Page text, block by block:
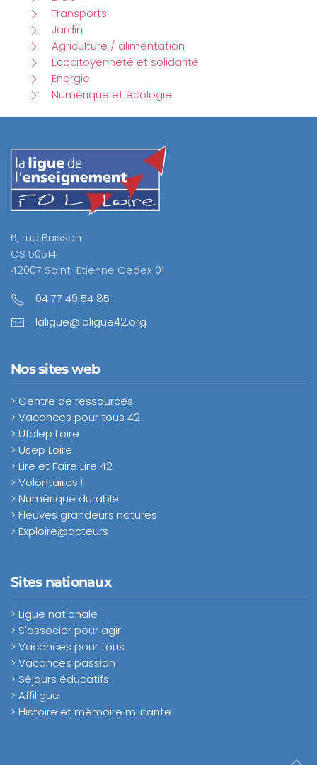
Transports
Jardin
Agriculture / alimentation
Ecocitoyenneté et solidarité
Energie
Numérique et écologie
6, rue Buisson
CS 50514
42007 Saint-Etienne Cedex 01
04 77 49 54 85
laligue@laligue42.org
Nos sites web
> Centre de ressources
> Vacances pour tous 42
> Ufolep Loire
> Usep Loire
> Lire et Faire Lire 42
> Volontaires !
> Numérique durable
> Fleuves grandeurs natures
> Exploire@acteurs
Sites nationaux
> Ligue nationale
> S'associer pour agir
> Vacances pour tous
> Vacances passion
> Séjours éducatifs
> Affiligue
> Histoire et mémoire militante